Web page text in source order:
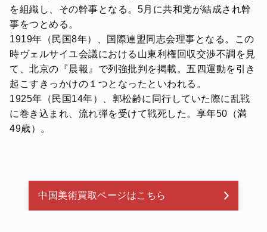
を組織し、その幹事となる。5月に共和党が結成され幹
事をつとめる。
1919年（民国8年）、国際連盟同志会理事となる。この
時ヴェルサイユ会議における山東利権回収交渉不調を見
て、北京の『晨報』で列強批判を掲載。五四運動を引き
起こすきっかけの１つとなったといわれる。
1925年（民国14年）、郭松齢に同行していた際に乱戦
に巻き込まれ、流れ弾を受けて戦死した。享年50（満
49歳）。
中国美術買取ページはこちら